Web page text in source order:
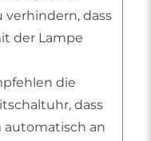
verhindern, dass
der Lampe
die
dass
automatisch an